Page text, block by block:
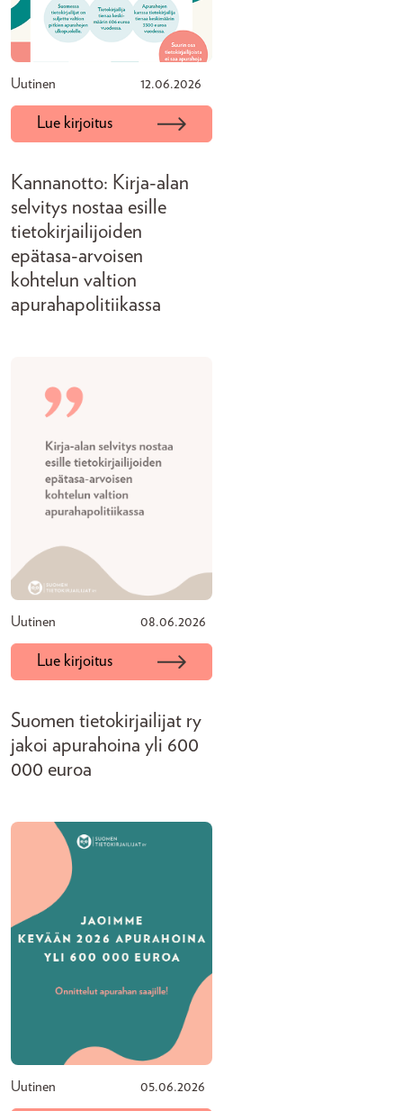
Uutinen 12.06.2026
Lue kirjoitus
Kannanotto: Kirja-alan
selvitys nostaa esille
tietokirjailijoiden
epätasa-arvoisen
kohtelun valtion
apurahapolitiikassa
Uutinen 08.06.2026
Lue kirjoitus
Suomen tietokirjailijat ry
jakoi apurahoina yli 600
000 euroa
Uutinen 05.06.2026